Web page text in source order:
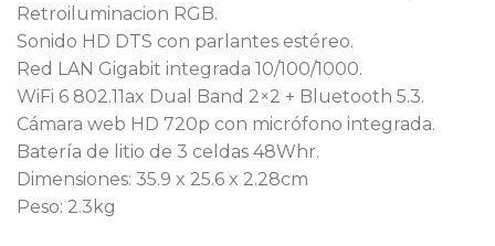
Retroiluminacion RGB.
Sonido HD DTS con parlantes estéreo.
Red LAN Gigabit integrada 10/100/1000.
WiFi 6 802.11ax Dual Band 2×2 + Bluetooth 5.3.
Cámara web HD 720p con micrófono integrada.
Batería de litio de 3 celdas 48Whr.
Dimensiones: 35.9 x 25.6 x 2.28cm
Peso: 2.3kg